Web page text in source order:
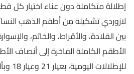
إطلالة متكاملة دون عناء اختيار كل
لازوردي تشكيلة من أطقم الذهب
بين القلادة، والأقراط، والخاتم،
الأطقم الكاملة الفاخرة إلى أنصاف
للإطلالات اليومية، بعيار 21 وعيار 18 وبألوان الذهب المختلفة.